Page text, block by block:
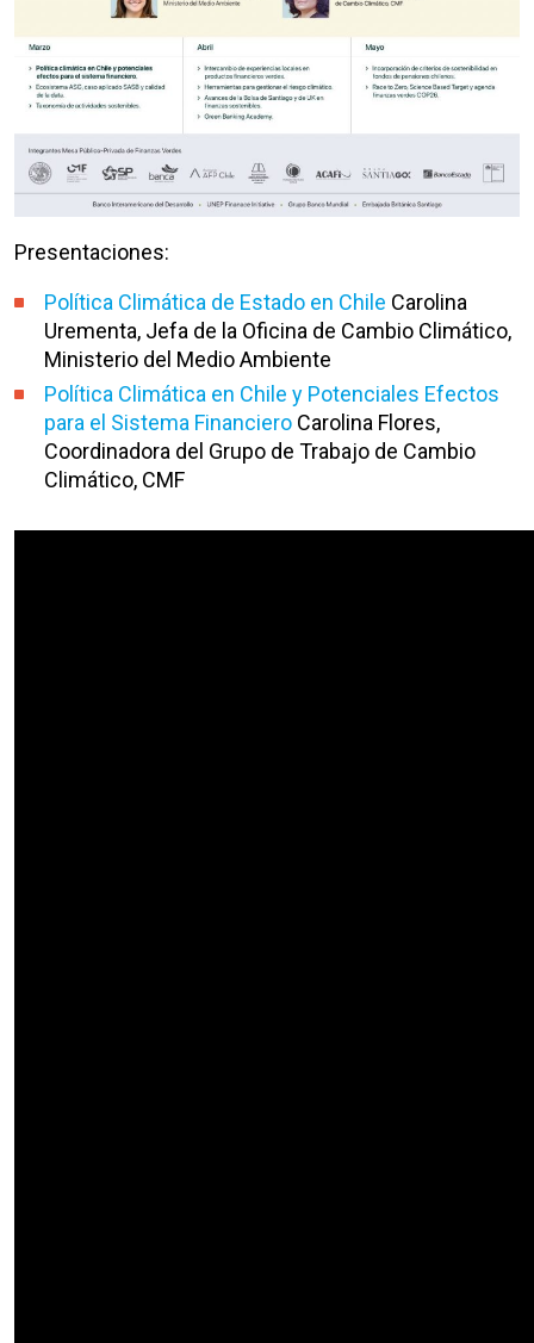
Presentaciones:
Política Climática de Estado en Chile Carolina
Urementa, Jefa de la Oficina de Cambio Climático,
Ministerio del Medio Ambiente
Política Climática en Chile y Potenciales Efectos
para el Sistema Financiero Carolina Flores,
Coordinadora del Grupo de Trabajo de Cambio
Climático, CMF